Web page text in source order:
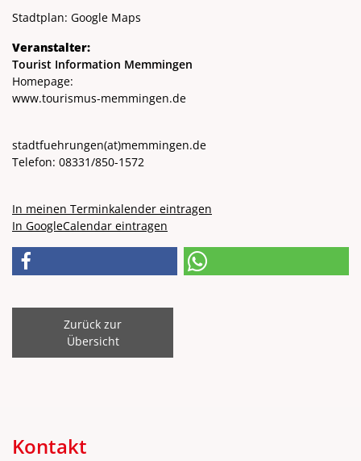
Stadtplan: Google Maps
Veranstalter:
Tourist Information Memmingen
Homepage:
www.tourismus-memmingen.de
stadtfuehrungen(at)memmingen.de
Telefon: 08331/850-1572
In meinen Terminkalender eintragen
In GoogleCalendar eintragen
Zurück zur
Übersicht
Kontakt